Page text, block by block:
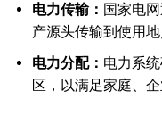
电力传输： 国家电
产源头传输到使用
电力分配： 电力系
区，以满足家庭、